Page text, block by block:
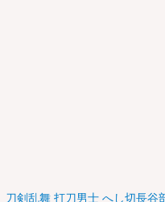
刀剣乱舞 打刀男士 へし切長谷